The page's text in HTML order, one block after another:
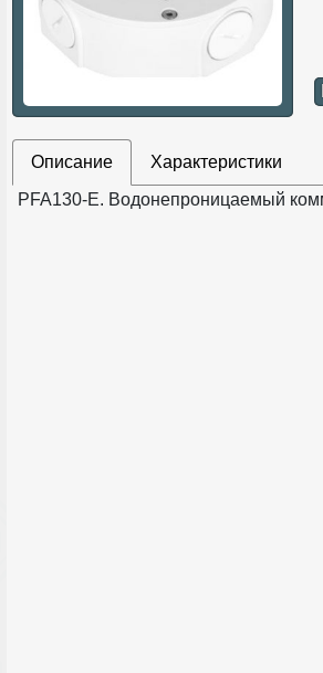
Описание
Характеристики
PFA130-E. Водонепроницаемый